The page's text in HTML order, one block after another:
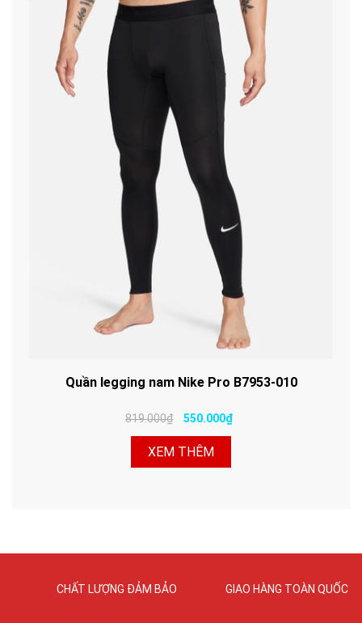
Quần legging nam Nike Pro B7953-010
819.000₫ 550.000₫
XEM THÊM
CHẤT LƯỢNG ĐẢM BẢO GIAO HÀNG TOÀN QUỐC